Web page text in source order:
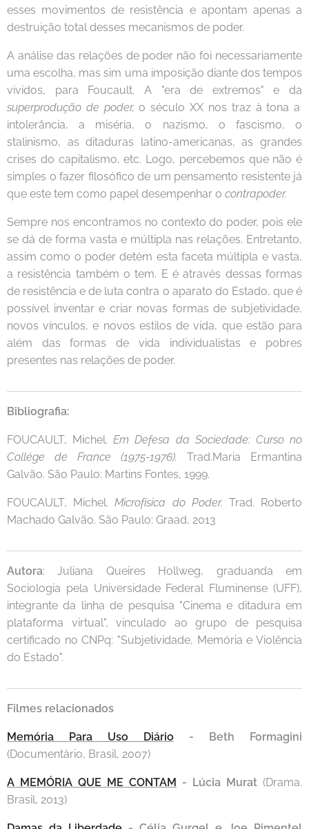
esses movimentos de resistência e apontam apenas a
destruição total desses mecanismos de poder.
A análise das relações de poder não foi necessariamente
uma escolha, mas sim uma imposição diante dos tempos
vividos, para Foucault. A "era de extremos" e da
superprodução de poder,o século XX nos traz à tona a
intolerância, a miséria, o nazismo, o fascismo, o
stalinismo, as ditaduras latino-americanas, as grandes
crises do capitalismo, etc. Logo, percebemos que não é
simples o fazer filosófico de um pensamento resistente já
que este tem como papel desempenhar o contrapoder.
Sempre nos encontramos no contexto do poder, pois ele
se dá de forma vasta e múltipla nas relações. Entretanto,
assim como o poder detém esta faceta múltipla e vasta,
a resistência também o tem. E é através dessas formas
de resistência e de luta contra o aparato do Estado, que é
possível inventar e criar novas formas de subjetividade,
novos vínculos, e novos estilos de vida, que estão para
além das formas de vida individualistas e pobres
presentes nas relações de poder.
Bibliografia:
FOUCAULT, Michel.Em Defesa da Sociedade: Curso no
Collége de France (1975-1976).
Trad.Maria Ermantina
Galvão. São Paulo: Martins Fontes, 1999.
FOUCAULT, Michel.Microfísica do Poder. Trad. Roberto
Machado Galvão. São Paulo: Graad, 2013
Autora: Juliana Queires Hollweg, graduanda em
Sociologia pela Universidade Federal Fluminense (UFF),
integrante da linha de pesquisa "Cinema e ditadura em
plataforma virtual", vinculado ao grupo de pesquisa
certificado no CNPq: "Subjetividade, Memória e Violência
do Estado".
Filmes relacionados
Memória Para Uso Diário
- Beth Formagini
(Documentário, Brasil, 2007)
A MEMÓRIA QUE ME CONTAM - Lúcia Murat (Drama.
Brasil, 2013)